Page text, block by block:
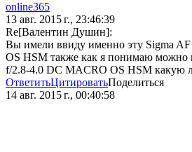
online365
13 авг. 2015 г., 23:46:39
Re[Валентин Душин]:
Вы имели ввиду именно эту Sigma
OS HSM также как я понимаю можно
f/2.8-4.0 DC MACRO OS HSM какую
ОтветитьЦитироватьПоделиться
14 авг. 2015 г., 00:40:58